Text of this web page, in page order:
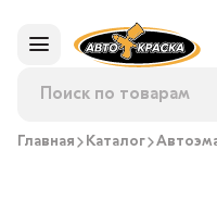
Главная Каталог